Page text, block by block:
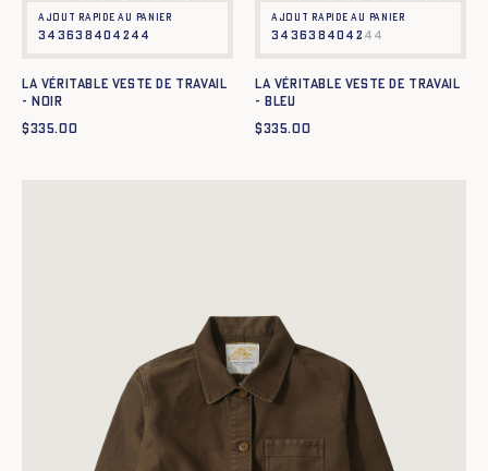
Ajout rapide au panier
34 3638 40 42 44
La Véritable Veste de Travail
- NOIR
$335.00
Ajout rapide au panier
34 3638 40 42 44
La Véritable Veste de Travail
- BLEU
$335.00